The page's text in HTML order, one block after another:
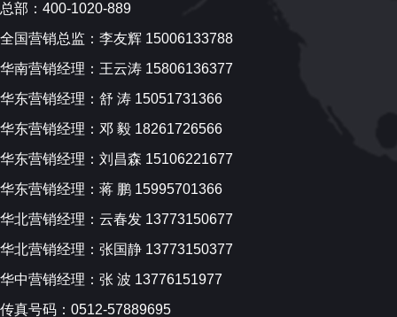
总部：400-1020-889
全国营销总监：李友辉 15006133788
华南营销经理：王云涛 15806136377
华东营销经理：舒 涛 15051731366
华东营销经理：邓 毅 18261726566
华东营销经理：刘昌森 15106221677
华东营销经理：蒋 鹏 15995701366
华北营销经理：云春发 13773150677
华北营销经理：张国静 13773150377
华中营销经理：张 波 13776151977
传真号码：0512-57889695